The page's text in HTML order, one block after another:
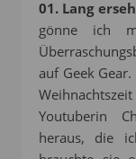
01. Lang
gönne ich
auf Geek
Youtuberin
heraus, die